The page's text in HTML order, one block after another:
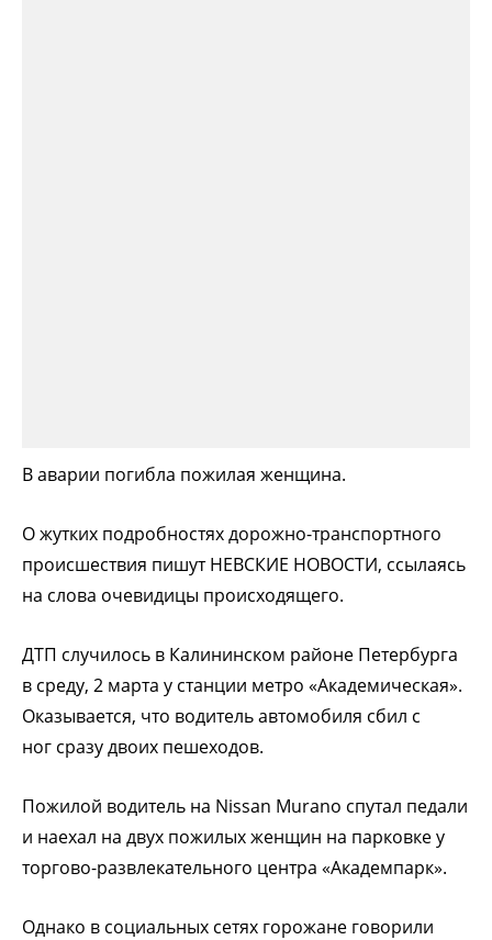
В аварии погибла пожилая женщина.
О жутких подробностях дорожно-транспортного
происшествия пишут НЕВСКИЕ НОВОСТИ, ссылаясь
на слова очевидицы происходящего.
ДТП случилось в Калининском районе Петербурга
в среду, 2 марта у станции метро «Академическая».
Оказывается, что водитель автомобиля сбил с
ног сразу двоих пешеходов.
Пожилой водитель на Nissan Murano спутал педали
и наехал на двух пожилых женщин на парковке у
торгово-развлекательного центра «Академпарк».
Однако в социальных сетях горожане говорили